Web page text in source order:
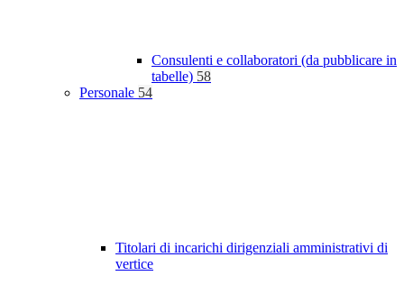
Consulenti e collaboratori (da pubblicare in
tabelle) 58
Personale 54
Titolari di incarichi dirigenziali amministrativi di
vertice